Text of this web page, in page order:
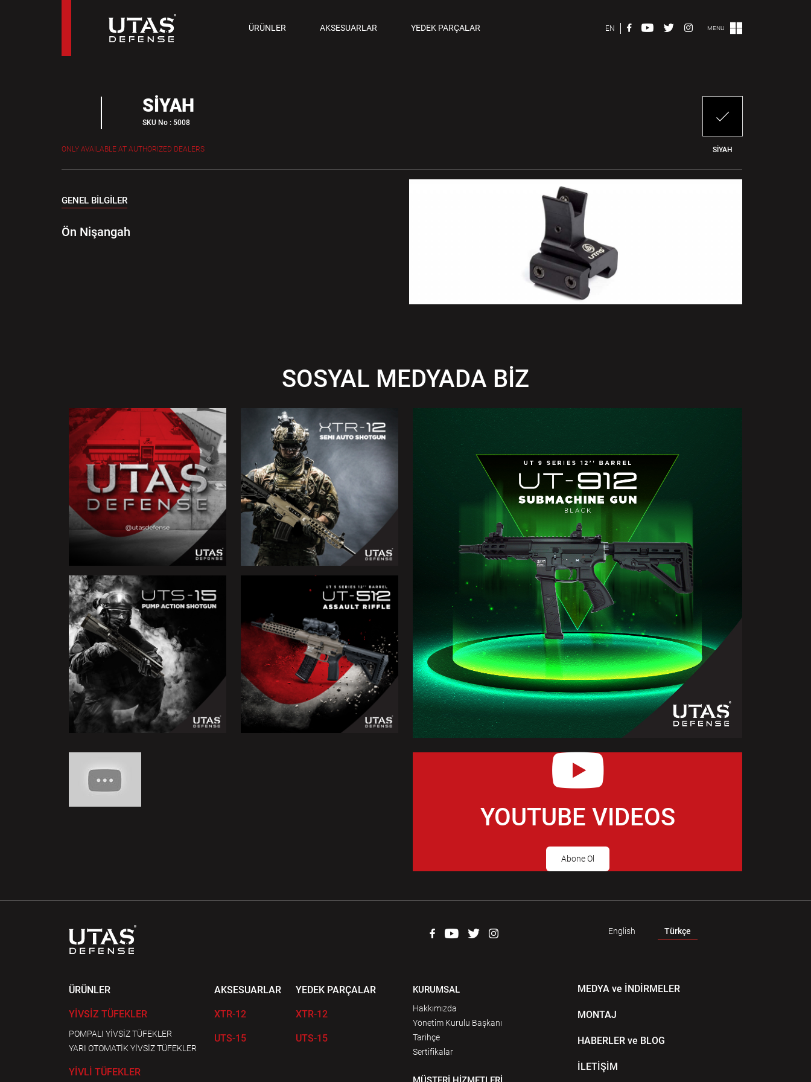
ÜRÜNLER
9 MM TABANCALARAKSESUARLAR YEDEK PARÇALAR EN MENU
SIYAH
SKU No : 5008
ONLY AVAILABLE AT AUTHORIZED DEALERS SIYAH
GENEL BİLGİLER
Ön Nişangah
SOSYAL MEDYADA BİZ
YOUTUBE VIDEOS
Abone Ol
English Türkçe
ÜRÜNLER
YİVSİZ TÜFEKLER
POMPALI YİVSİZ TÜFEKLER
YARI OTOMATİK YİVSİZ TÜFEKLER
YİVLİ TÜFEKLER
AKSESUARLAR
XTR-12
UTS-15
YEDEK PARÇALAR
XTR-12
UTS-15
KURUMSAL
Hakkımızda
Yönetim Kurulu Başkanı
Tarihçe
Sertifikalar
MEDYA ve İNDİRMELER
MONTAJ
HABERLER ve BLOG
İLETİŞİM